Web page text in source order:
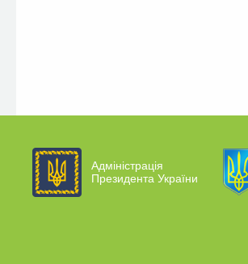
Адміністрація
Президента України